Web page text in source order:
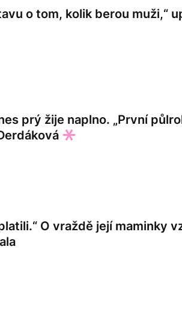
o tom, kolik berou muži,“
prý žije naplno. „První
O vraždě její maminky